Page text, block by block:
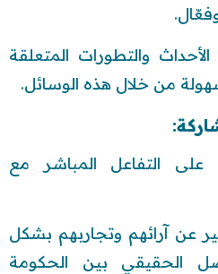
والتطورات المتعلقة
من خلال هذه الوسائل.
التفاعل المباشر مع
عن آرائهم وتجاربهم بشكل
الحقيقي بين الحكومة